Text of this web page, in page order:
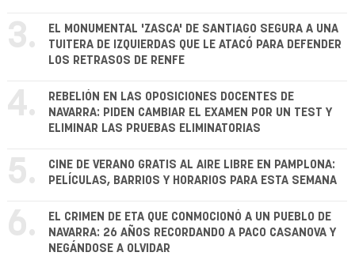
3.
EL MONUMENTAL 'ZASCA' DE SANTIAGO SEGURA A UNA
TUITERA DE IZQUIERDAS QUE LE ATACÓ PARA DEFENDER
LOS RETRASOS DE RENFE
4.
REBELIÓN EN LAS OPOSICIONES DOCENTES DE
NAVARRA: PIDEN CAMBIAR EL EXAMEN POR UN TEST Y
ELIMINAR LAS PRUEBAS ELIMINATORIAS
5.
CINE DE VERANO GRATIS AL AIRE LIBRE EN PAMPLONA:
PELÍCULAS, BARRIOS Y HORARIOS PARA ESTA SEMANA
6.
EL CRIMEN DE ETA QUE CONMOCIONÓ A UN PUEBLO DE
NAVARRA: 26 AÑOS RECORDANDO A PACO CASANOVA Y
NEGÁNDOSE A OLVIDAR